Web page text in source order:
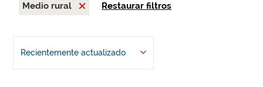
Medio rural
Restaurar filtros
Recientemente actualizado